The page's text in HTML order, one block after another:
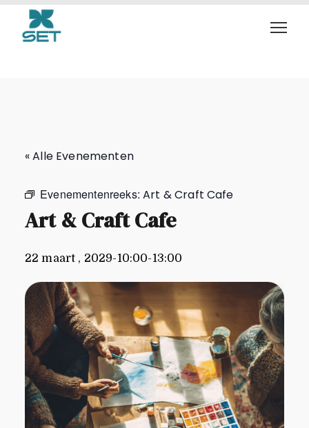
Art & Craft Cafe
« Alle Evenementen
Evenementenreeks:Art & Craft Cafe
Art & Craft Cafe
22 maart , 2029-10:00-13:00